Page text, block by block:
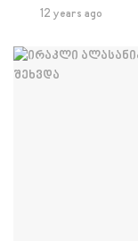
12 years ago